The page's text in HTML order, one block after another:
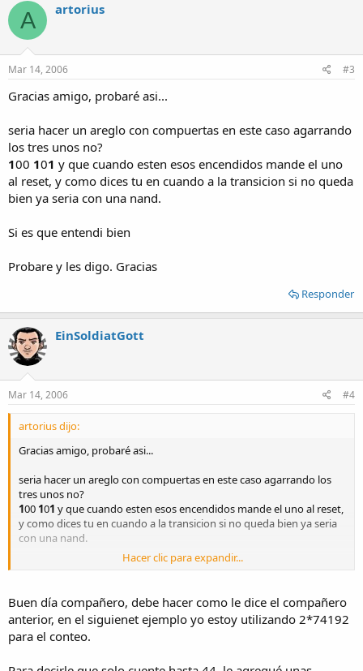
A artorius
Mar 14, 2006 #3
Gracias amigo, probaré asi...
seria hacer un areglo con compuertas en este caso agarrando
los tres unos no?
100 101 y que cuando esten esos encendidos mande el uno
al reset, y como dices tu en cuando a la transicion si no queda
bien ya seria con una nand.
Si es que entendi bien
Probare y les digo. Gracias
Responder
EinSoldiatGott
Mar 14, 2006 #4
artorius dijo:
Gracias amigo, probaré asi...
seria hacer un areglo con compuertas en este caso agarrando los
tres unos no?
100 101 y que cuando esten esos encendidos mande el uno al reset,
y como dices tu en cuando a la transicion si no queda bien ya seria
con una nand.
Probare y les digo. Gracias
Hacer clic para expandir...
Buen día compañero, debe hacer como le dice el compañero
anterior, en el siguienet ejemplo yo estoy utilizando 2*74192
para el conteo.